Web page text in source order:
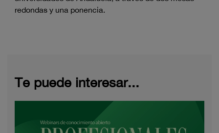
redondas y una ponencia.
Te puede interesar...